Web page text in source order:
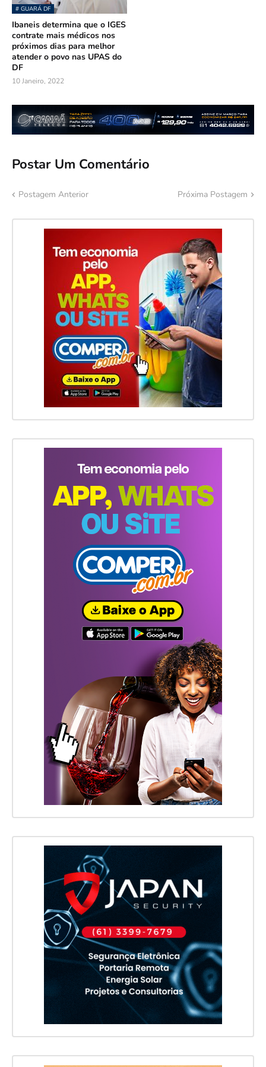
# GUARÁ DF
Ibaneis determina que o IGES
contrate mais médicos nos
próximos dias para melhor
atender o povo nas UPAS do
DF
10 Janeiro, 2022
Postar Um Comentário
Postagem Anterior Próxima Postagem